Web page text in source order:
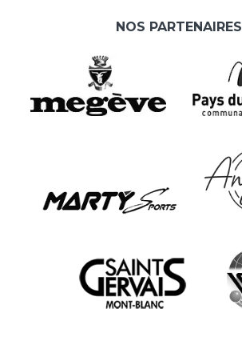
NOS PARTENAIRES